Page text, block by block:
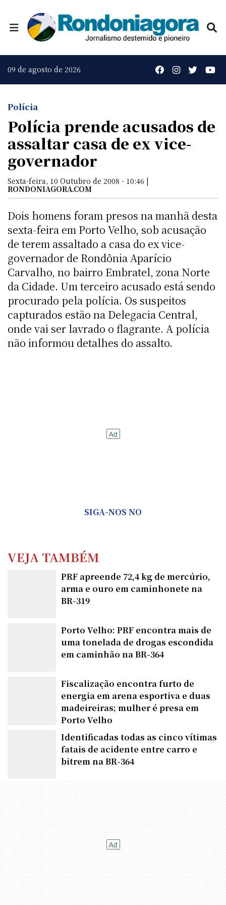
09 de agosto de 2026
Polícia
Polícia prende acusados de
assaltar casa de ex vice-
governador
Sexta-feira, 10 Outubro de 2008 - 10:46 |
RONDONIAGORA.COM
Dois homens foram presos na manhã desta
sexta-feira em Porto Velho, sob acusação
de terem assaltado a casa do ex vice-
governador de Rondônia Aparício
Carvalho, no bairro Embratel, zona Norte
da Cidade. Um terceiro acusado está sendo
procurado pela polícia. Os suspeitos
capturados estão na Delegacia Central,
onde vai ser lavrado o flagrante. A polícia
não informou detalhes do assalto.
SIGA-NOS NO
VEJA TAMBÉM
PRF apreende 72,4 kg de mercúrio,
arma e ouro em caminhonete na
BR-319
Porto Velho: PRF encontra mais de
uma tonelada de drogas escondida
em caminhão na BR-364
Fiscalização encontra furto de
energia em arena esportiva e duas
madeireiras; mulher é presa em
Porto Velho
Identificadas todas as cinco vítimas
fatais de acidente entre carro e
bitrem na BR-364